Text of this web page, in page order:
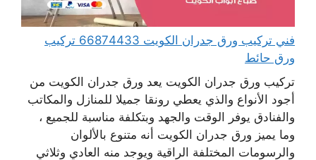
فني تركيب ورق جدران الكويت 66874433 تركيب
ورق حائط
تركيب ورق جدران الكويت يعد ورق جدران الكويت من
أجود الأنواع والذي يعطي رونقا جميلا للمنازل والمكاتب
والفنادق يوفر الوقت والجهد وبتكلفة مناسبة للجميع ،
وما يميز ورق جدران الكويت أنه متنوع بالألوان
والرسومات المختلفة الراقية ويوجد منه العادي وثلاثي